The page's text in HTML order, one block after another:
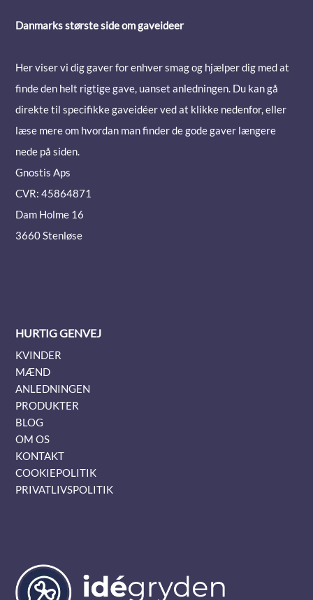
Danmarks største side om gaveideer
Her viser vi dig gaver for enhver smag og hjælper dig med at
finde den helt rigtige gave, uanset anledningen. Du kan gå
direkte til specifikke gaveidéer ved at klikke nedenfor, eller
læse mere om hvordan man finder de gode gaver længere
nede på siden.
Gnostis Aps
CVR: 45864871
Dam Holme 16
3660 Stenløse
HURTIG GENVEJ
KVINDER
MÆND
ANLEDNINGEN
PRODUKTER
BLOG
OM OS
KONTAKT
COOKIEPOLITIK
PRIVATLIVSPOLITIK